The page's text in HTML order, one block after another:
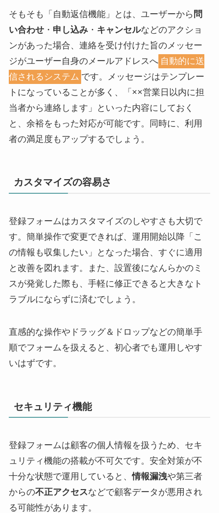
そもそも「自動返信機能」とは、ユーザーから 問
い合わせ・ 申し込み・ キャンセルなどのアクショ
ンがあった場合、連絡を受け付けた旨のメッセー
ジがユーザー自身のメールアドレスへ 自動的に送
信されるシステム です。メッセージはテンプレー
トになっていることが多く、「××営業日以内に担
当者から連絡します」といった内容にしておく
と、余裕をもった対応が可能です。同時に、利用
者の満足度もアップするでしょう。
カスタマイズの容易さ
登録フォームはカスタマイズのしやすさも大切で
す。簡単操作で変更できれば、運用開始以降「こ
の情報も収集したい」となった場合、すぐに適用
と改善を図れます。また、設置後になんらかのミ
スが発覚した際も、手軽に修正できると大きなト
ラブルにならずに済むでしょう。
直感的な操作やドラッグ＆ドロップなどの簡単手
順でフォームを扱えると、初心者でも運用しやす
いはずです。
セキュリティ機能
登録フォームは顧客の個人情報を扱うため、セキ
ュリティ機能の搭載が不可欠です。安全対策が不
十分な状態で運用していると、情報漏洩や第三者
からの不正アクセスなどで顧客データが悪用され
る可能性があります。